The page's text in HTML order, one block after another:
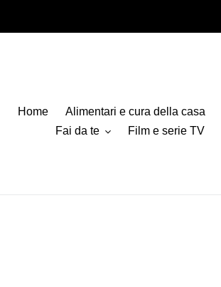
Home Alimentari e cura della casa
Fai da te
Film e serie TV